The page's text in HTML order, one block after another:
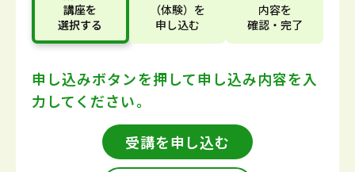
講座を
選択する
（体験） を
申し込む
内容を
確認・完了
申し込みボタンを押して申し込み内容を入
力してください。
受講を申し込む